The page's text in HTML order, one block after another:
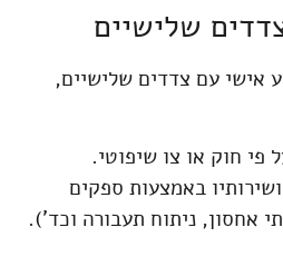
שלישיים
אישי עם צדדים שלישיים,
חוק או צו שיפוטי.
באמצעות ספקים
אחסון, ניתוח תעבורה וכד’).